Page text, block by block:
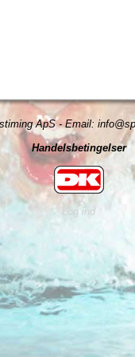
ApS - Email:
Handelsbetingelser
Log ind